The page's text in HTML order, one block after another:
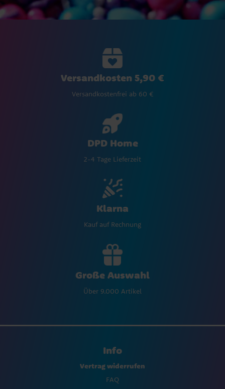
Versandkosten 5,90 €
Versandkostenfrei ab 60 €
DPD Home
2-4 Tage Lieferzeit
Klarna
Kauf auf Rechnung
Große Auswahl
Über 9.000 Artikel
Info
Vertrag widerrufen
FAQ